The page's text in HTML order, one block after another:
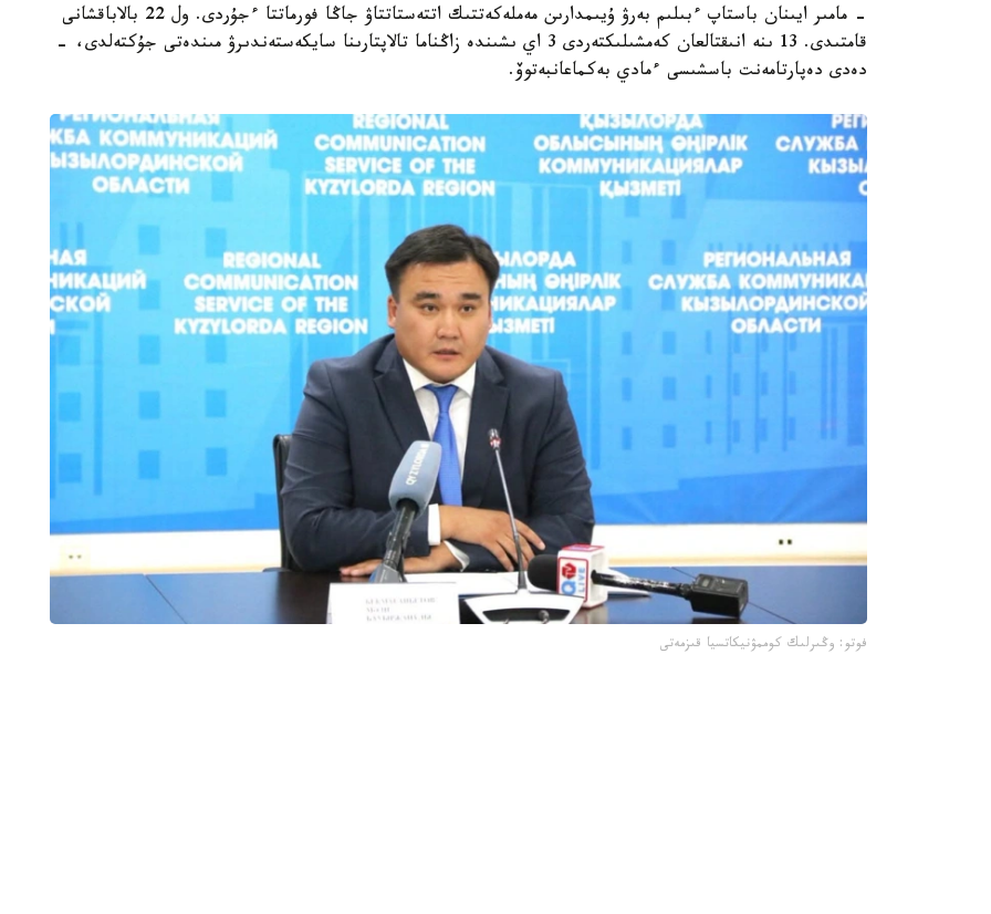
- مامىر ايىنان باستاپ ءبىلىم بەرۋ ۇيىمدارىن مەملەكەتتىك اتتەستاتتاۋ جاڭا فورماتتا ءجۇردى. ول 22 بالاباقشانى
قامتىدى. 13 ىنە انىقتالعان كەمشىلىكتەردى 3 اي ىشىندە زاڭناما تالاپتارىنا سايكەستەندىرۋ مىندەتى جۇكتەلدى، -
دەدى دەپارتامەنت باسشىسى ءمادي بەكماعانبەتوۆ.
فوتو: وڭىرلىك كوممۋنيكاتسيا قىزمەتى